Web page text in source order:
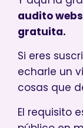
audito
gratuita.
Si eres
echarle un
cosas que
El requisito